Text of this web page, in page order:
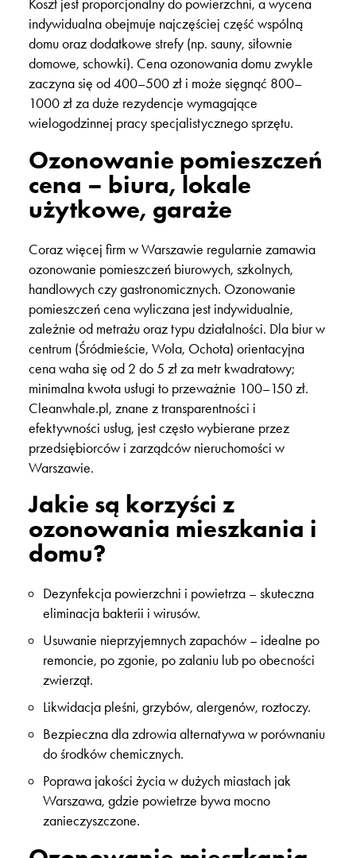
Koszt jest proporcjonalny do powierzchni, a wycena
indywidualna obejmuje najczęściej część wspólną
domu oraz dodatkowe strefy (np. sauny, siłownie
domowe, schowki). Cena ozonowania domu zwykle
zaczyna się od 400–500 zł i może sięgnąć 800–
1000 zł za duże rezydencje wymagające
wielogodzinnej pracy specjalistycznego sprzętu.
Ozonowanie pomieszczeń
cena – biura, lokale
użytkowe, garaże
Coraz więcej firm w Warszawie regularnie zamawia
ozonowanie pomieszczeń biurowych, szkolnych,
handlowych czy gastronomicznych. Ozonowanie
pomieszczeń cena wyliczana jest indywidualnie,
zależnie od metrażu oraz typu działalności. Dla biur w
centrum (Śródmieście, Wola, Ochota) orientacyjna
cena waha się od 2 do 5 zł za metr kwadratowy;
minimalna kwota usługi to przeważnie 100–150 zł.
Cleanwhale.pl, znane z transparentności i
efektywności usług, jest często wybierane przez
przedsiębiorców i zarządców nieruchomości w
Warszawie.
Jakie są korzyści z
ozonowania mieszkania i
domu?
Dezynfekcja powierzchni i powietrza – skuteczna
eliminacja bakterii i wirusów.
Usuwanie nieprzyjemnych zapachów – idealne po
remoncie, po zgonie, po zalaniu lub po obecności
zwierząt.
Likwidacja pleśni, grzybów, alergenów, roztoczy.
Bezpieczna dla zdrowia alternatywa w porównaniu
do środków chemicznych.
Poprawa jakości życia w dużych miastach jak
Warszawa, gdzie powietrze bywa mocno
zanieczyszczone.